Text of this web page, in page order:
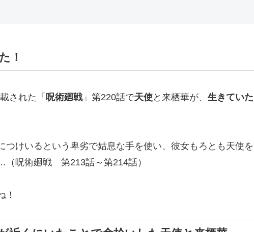
！
された「 呪術廻戦」第220話で天使と来栖華が、 生きていた
つけいるという卑劣で姑息な手を使い、彼女もろとも天使を
（呪術廻戦 第213話～第214話）
！